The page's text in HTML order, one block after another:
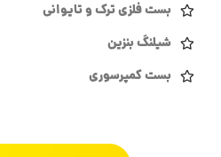
بست فلزی ترک و تایوانی
شیلنگ بنزین
بست کمپرسوری